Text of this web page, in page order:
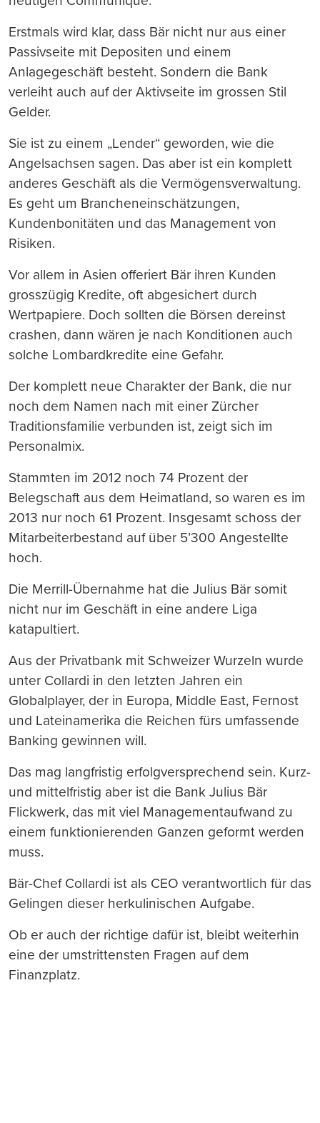
Erstmals wird klar, dass Bär nicht nur aus einer
Passivseite mit Depositen und einem
Anlagegeschäft besteht. Sondern die Bank
verleiht auch auf der Aktivseite im grossen Stil
Gelder.
Sie ist zu einem „Lender“ geworden, wie die
Angelsachsen sagen. Das aber ist ein komplett
anderes Geschäft als die Vermögensverwaltung.
Es geht um Brancheneinschätzungen,
Kundenbonitäten und das Management von
Risiken.
Vor allem in Asien offeriert Bär ihren Kunden
grosszügig Kredite, oft abgesichert durch
Wertpapiere. Doch sollten die Börsen dereinst
crashen, dann wären je nach Konditionen auch
solche Lombardkredite eine Gefahr.
Der komplett neue Charakter der Bank, die nur
noch dem Namen nach mit einer Zürcher
Traditionsfamilie verbunden ist, zeigt sich im
Personalmix.
Stammten im 2012 noch 74 Prozent der
Belegschaft aus dem Heimatland, so waren es im
2013 nur noch 61 Prozent. Insgesamt schoss der
Mitarbeiterbestand auf über 5’300 Angestellte
hoch.
Die Merrill-Übernahme hat die Julius Bär somit
nicht nur im Geschäft in eine andere Liga
katapultiert.
Aus der Privatbank mit Schweizer Wurzeln wurde
unter Collardi in den letzten Jahren ein
Globalplayer, der in Europa, Middle East, Fernost
und Lateinamerika die Reichen fürs umfassende
Banking gewinnen will.
Das mag langfristig erfolgversprechend sein. Kurz-
und mittelfristig aber ist die Bank Julius Bär
Flickwerk, das mit viel Managementaufwand zu
einem funktionierenden Ganzen geformt werden
muss.
Bär-Chef Collardi ist als CEO verantwortlich für das
Gelingen dieser herkulinischen Aufgabe.
Ob er auch der richtige dafür ist, bleibt weiterhin
eine der umstrittensten Fragen auf dem
Finanzplatz.